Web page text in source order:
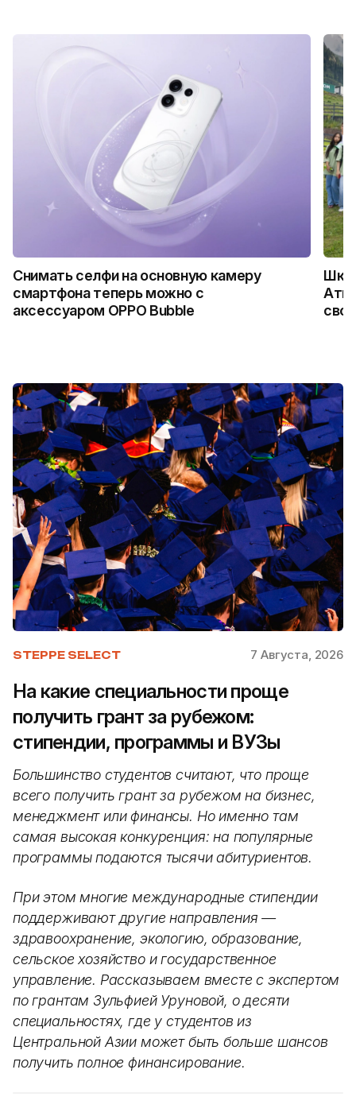
Снимать селфи на основную камеру
смартфона теперь можно с
аксессуаром OPPO Bubble
STEPPE SELECT 7 Августа, 2026
На какие специальности проще
получить грант за рубежом:
стипендии, программы и ВУЗы
Большинство студентов считают, что проще
всего получить грант за рубежом на бизнес,
менеджмент или финансы. Но именно там
самая высокая конкуренция: на популярные
программы подаются тысячи абитуриентов.
При этом многие международные стипендии
поддерживают другие направления —
здравоохранение, экологию, образование,
сельское хозяйство и государственное
управление. Рассказываем вместе с экспертом
по грантам Зульфией Уруновой, о десяти
специальностях, где у студентов из
Центральной Азии может быть больше шансов
получить полное финансирование.